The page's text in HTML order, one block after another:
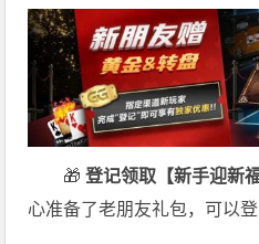
🎁 登记领取【新手迎新福
心准备了老朋友礼包，可以